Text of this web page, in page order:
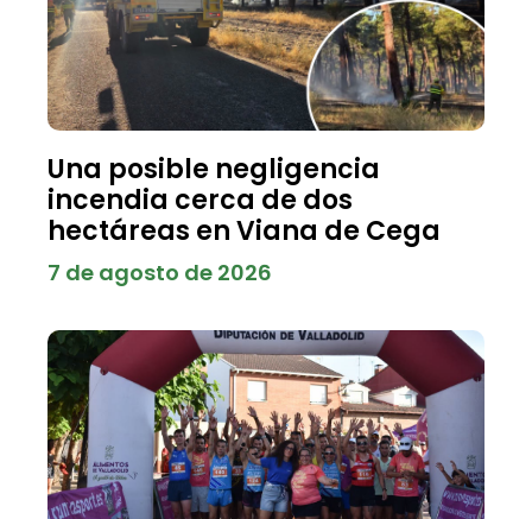
Una posible negligencia
incendia cerca de dos
hectáreas en Viana de Cega
7 de agosto de 2026